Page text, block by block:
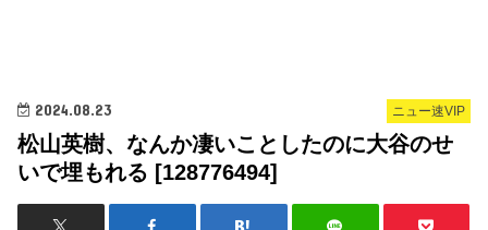
ニュー速VIP
2024.08.23
松山英樹、なんか凄いことしたのに大谷のせ
いで埋もれる [128776494]